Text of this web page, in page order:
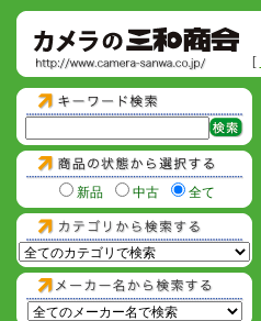
[
新品 中古 全て